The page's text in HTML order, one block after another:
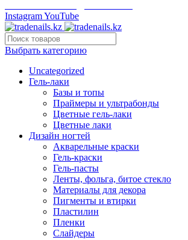
InstagramYouTube
Выбрать категорию
Uncategorized
Гель-лаки
Базы и топы
Праймеры и ультрабонды
Цветные гель-лаки
Цветные лаки
Дизайн ногтей
Акварельные краски
Гель-краски
Гель-пасты
Ленты, фольга, битое стекло
Материалы для декора
Пигменты и втирки
Пластилин
Пленки
Слайдеры